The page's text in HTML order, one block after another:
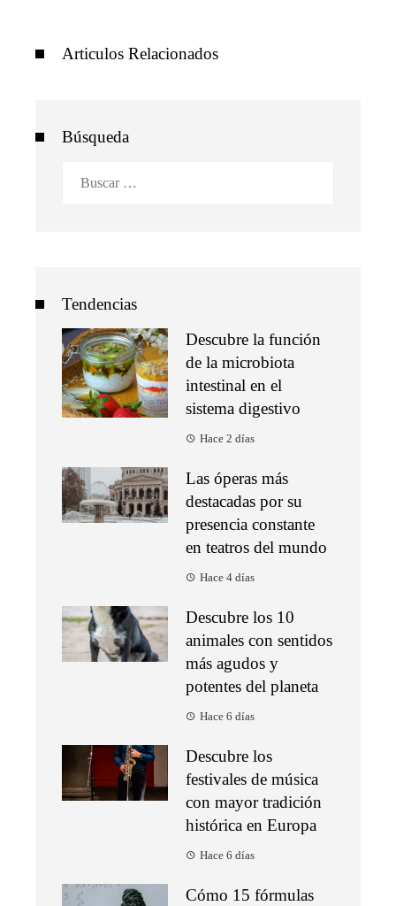
Articulos Relacionados
Búsqueda
Tendencias
Descubre la función
de la microbiota
intestinal en el
sistema digestivo
Hace 2 días
Las óperas más
destacadas por su
presencia constante
en teatros del mundo
Hace 4 días
Descubre los 10
animales con sentidos
más agudos y
potentes del planeta
Hace 6 días
Descubre los
festivales de música
con mayor tradición
histórica en Europa
Hace 6 días
Cómo 15 fórmulas